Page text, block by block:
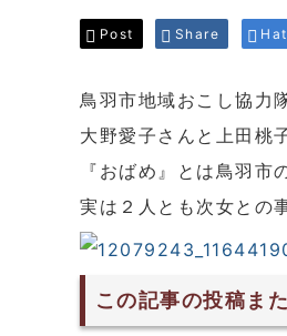
Post Share
鳥羽市地域おこし協力
大野愛子さんと上田桃
『おばめ』とは鳥羽市
実は２人とも次女との
この記事の投稿ま